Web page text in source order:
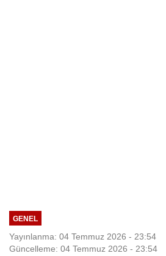
GENEL
Yayınlanma: 04 Temmuz 2026 - 23:54
Güncelleme: 04 Temmuz 2026 - 23:54